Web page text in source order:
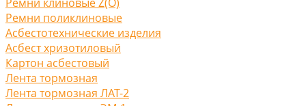
Ремни поликлиновые
Асбестотехнические изделия
Асбест хризотиловый
Картон асбестовый
Лента тормозная
Лента тормозная ЛАТ-2